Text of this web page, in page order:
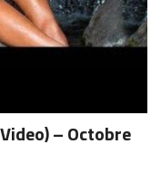
– Octobre